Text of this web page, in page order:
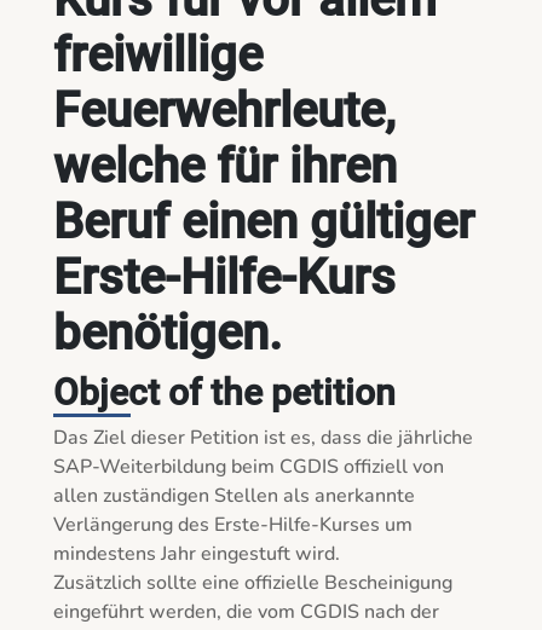
freiwillige
Feuerwehrleute,
welche für ihren
Beruf einen gültiger
Erste-Hilfe-Kurs
benötigen.
Object of the petition
Das Ziel dieser Petition ist es, dass die jährliche
SAP-Weiterbildung beim CGDIS offiziell von
allen zuständigen Stellen als anerkannte
Verlängerung des Erste-Hilfe-Kurses um
mindestens Jahr eingestuft wird.
Zusätzlich sollte eine offizielle Bescheinigung
eingeführt werden, die vom CGDIS nach der